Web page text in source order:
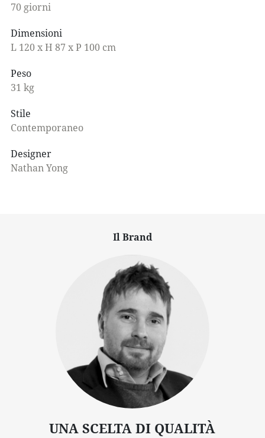
70 giorni
Dimensioni
L 120 x H 87 x P 100 cm
Peso
31 kg
Stile
Contemporaneo
Designer
Nathan Yong
Il Brand
UNA SCELTA DI QUALITÀ